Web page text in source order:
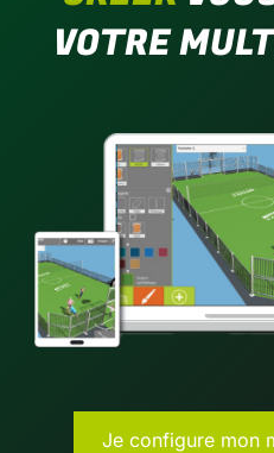
VOTRE
Je configure mon